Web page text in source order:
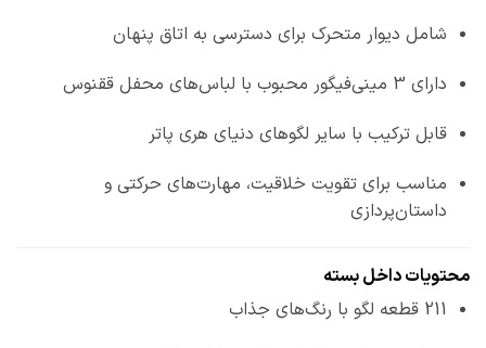
شامل دیوار متحرک برای دسترسی به اتاق پنهان
دارای 3 مینی‌فیگور محبوب با لباس‌های محفل ققنوس
قابل ترکیب با سایر لگوهای دنیای هری پاتر
مناسب برای تقویت خلاقیت، مهارت‌های حرکتی و
داستان‌پردازی
محتویات داخل بسته
211 قطعه لگو با رنگ‌های جذاب